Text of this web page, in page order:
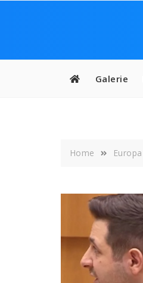
Galerie
Home Europa